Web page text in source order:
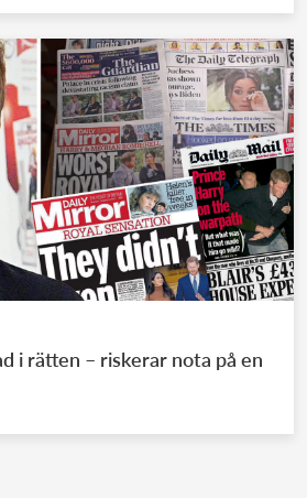
i rätten – riskerar nota på en